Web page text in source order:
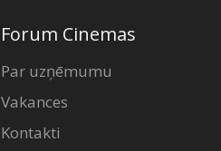
Forum Cinemas
Par uzņēmumu
Vakances
Kontakti